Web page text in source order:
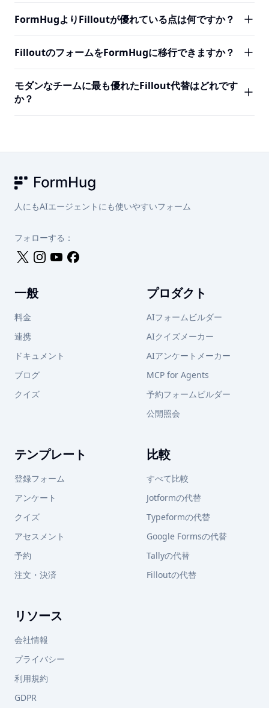
ん。FormHugはAIエージェント向けMCPサポート・証明書
付きのより完全なクイズスコアリングエンジン・より充実
した無料プランの送信件数制限も持っています。
CursorなどのAIエージェントがフォームを作成し、回答を
収集し、ワークフローを起動できます。FilloutはMCPサポ
ートを持っていません。AIエージェントワークフローを構
築・利用するチームには、FormHugがより優れた連携ポイ
ントです。
FormHugよりFilloutが優れている点は何ですか？
するベストインクラスの条件分岐ロジックを持っていま
す。またNotionのネイティブ統合もあり、Notion中心のチ
ームに最適です。Notionに深く依存しているか、フォーム
ビルダーで最も洗練された条件分岐ロジックが必要な場合
は、Filloutを評価する価値があります。
FilloutのフォームをFormHugに移行できますか？
AI支援再構築です。公開FilloutフォームのURLをFormHug
に貼り付けると、それを参考にして同等のフォームを生成
します。標準的なフィールド・条件分岐ロジック・基本的
モダンなチームに最も優れたFillout代替はどれです
か？
を求めるチームに最適なFillout代替です。Filloutの制限に
じているなら、FormHugはまさにそのギャップを埋めるた
めに作られています。
人にもAIエージェントにも使いやすいフォーム
フォローする：
一般
料金
連携
ドキュメント
ブログ
クイズ
プロダクト
AIフォームビルダー
AIクイズメーカー
AIアンケートメーカー
MCP for Agents
予約フォームビルダー
公開照会
テンプレート
登録フォーム
アンケート
クイズ
アセスメント
予約
注文・決済
比較
すべて比較
Jotformの代替
Typeformの代替
Google Formsの代替
Tallyの代替
Filloutの代替
リソース
会社情報
プライバシー
利用規約
GDPR